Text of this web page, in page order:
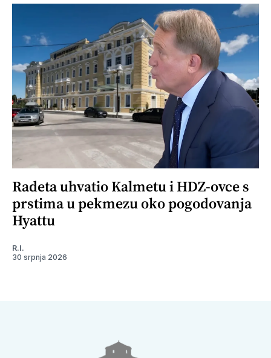
Radeta uhvatio Kalmetu i HDZ-ovce s
prstima u pekmezu oko pogodovanja
Hyattu
R.I.
30 srpnja 2026